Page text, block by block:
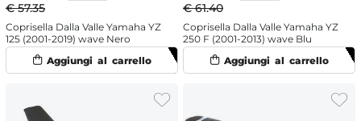
€ 57.35
Coprisella Dalla Valle Yamaha YZ
125 (2001-2019) wave Nero
€ 61.40
Coprisella Dalla Valle Yamaha YZ
250 F (2001-2013) wave Blu